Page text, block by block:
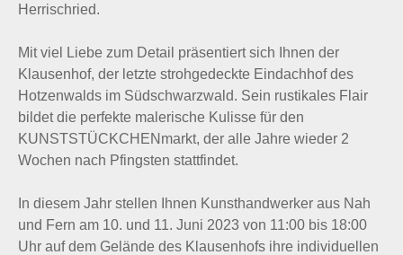
Herrischried.
Mit viel Liebe zum Detail präsentiert sich Ihnen der
Klausenhof, der letzte strohgedeckte Eindachhof des
Hotzenwalds im Südschwarzwald. Sein rustikales Flair
bildet die perfekte malerische Kulisse für den
KUNSTSTÜCKCHENmarkt, der alle Jahre wieder 2
Wochen nach Pfingsten stattfindet.
In diesem Jahr stellen Ihnen Kunsthandwerker aus Nah
und Fern am 10. und 11. Juni 2023 von 11:00 bis 18:00
Uhr auf dem Gelände des Klausenhofs ihre individuellen